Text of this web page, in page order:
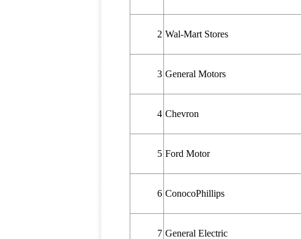
2 Wal-Mart Stores
3 General Motors
4 Chevron
5 Ford Motor
6 ConocoPhillips
7 General Electric